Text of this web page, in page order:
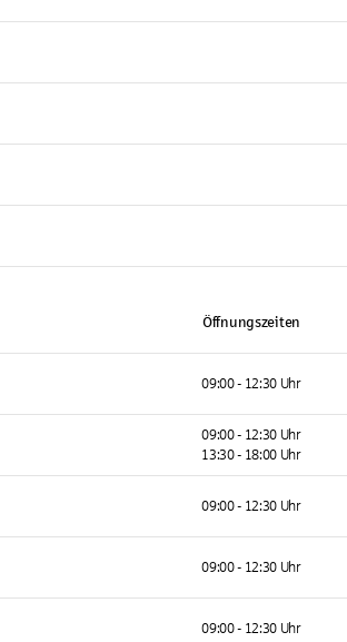
Öffnungszeiten
09:00 - 12:30 Uhr
09:00 - 12:30 Uhr
13:30 - 18:00 Uhr
09:00 - 12:30 Uhr
09:00 - 12:30 Uhr
09:00 - 12:30 Uhr